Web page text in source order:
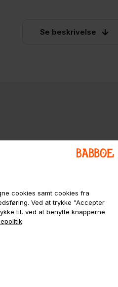
cookies samt cookies fra
Ved at trykke "Accepter
til, ved at benytte knapperne
.
Se beskrivelse